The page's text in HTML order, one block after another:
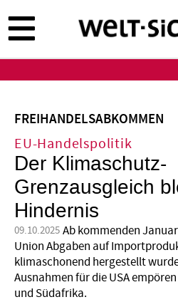
zum
Inhalt
FREIHANDELSABKOMMEN
EU-Handelspolitik
Der Klimaschutz-
Grenzausgleich
Hindernis
09.10.2025 Ab kommenden
Union Abgaben auf
klimaschonend hergestellt
Ausnahmen für die USA
und Südafrika.